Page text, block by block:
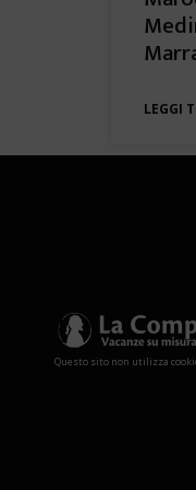
LEGGI
Questo sito non utilizza